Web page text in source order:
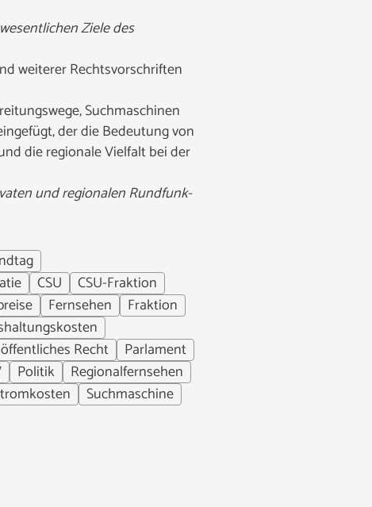
Ziele des
weiterer Rechtsvorschriften
Suchmaschinen
der die Bedeutung von
die regionale Vielfalt bei der
und regionalen Rundfunk-
CSU
CSU-Fraktion
Fernsehen
Fraktion
öffentliches Recht
Parlament
Politik
Regionalfernsehen
Suchmaschine